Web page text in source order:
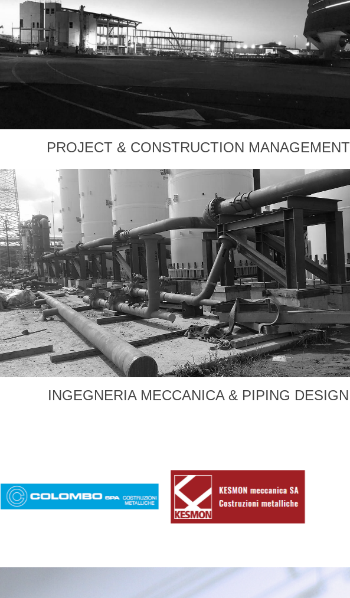
PROJECT & CONSTRUCTION MANAGEMENT
INGEGNERIA MECCANICA & PIPING DESIGN